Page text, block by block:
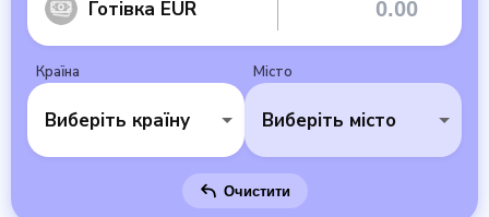
Готівка EUR
Країна
Виберіть країну
Місто
Виберіть місто
Очистити